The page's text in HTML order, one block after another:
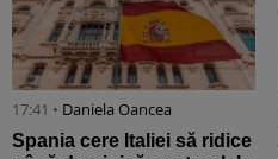
17:41 • Daniela Oancea
Spania cere Italiei să ridice